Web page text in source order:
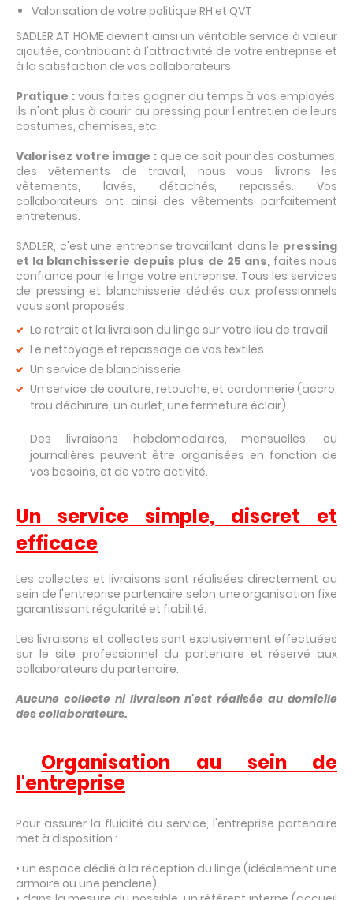
Valorisation de votre politique RH et QVT
SADLER AT HOME devient ainsi un véritable service à valeur
ajoutée, contribuant à l'attractivité de votre entreprise et
à la satisfaction de vos collaborateurs
Pratique :vous faites gagner du temps à vos employés,
ils n'ont plus à courir au pressing pour l'entretien de leurs
costumes, chemises, etc.
Valorisez votre image : que ce soit pour des costumes,
des vêtements de travail, nous vous livrons les
vêtements, lavés, détachés, repassés. Vos
collaborateurs ont ainsi des vêtements parfaitement
entretenus.
SADLER, c'est une entreprise travaillant dans le pressing
et la blanchisserie depuis plus de 25 ans,faites nous
confiance pour le linge votre entreprise. Tous les services
de pressing et blanchisserie dédiés aux professionnels
vous sont proposés :
Le retrait et la livraison du linge sur votre lieu de travail
Le nettoyage et repassage de vos textiles
Un service de blanchisserie
Un service de couture, retouche, et cordonnerie (accro,
trou,déchirure, un ourlet, une fermeture éclair).
Des livraisons hebdomadaires, mensuelles, ou
journalières peuvent être organisées en fonction de
vos besoins, et de votre activité.
Un service simple, discret et
efficace
Les collectes et livraisons sont réalisées directement au
sein de l'entreprise partenaire selon une organisation fixe
garantissant régularité et fiabilité.
Les livraisons et collectes sont exclusivement effectuées
sur le site professionnel du partenaire et réservé aux
collaborateurs du partenaire.
Aucune collecte ni livraison n'est réalisée au domicile
des collaborateurs.
Organisation au sein de
l'entreprise
Pour assurer la fluidité du service, l'entreprise partenaire
met à disposition :
• un espace dédié à la réception du linge (idéalement une
armoire ou une penderie)